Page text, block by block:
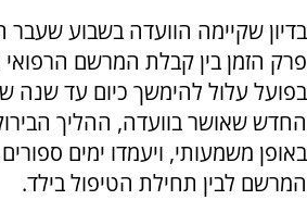
בדיון שקיימה הוועדה בשבוע שעבר
פרק הזמן בין קבלת המרשם הרפואי
בפועל עלול להימשך כיום עד שנה
החדש שאושר בוועדה, ההליך
באופן משמעותי, ויעמדו ימים
המרשם לבין תחילת הטיפול בילד.